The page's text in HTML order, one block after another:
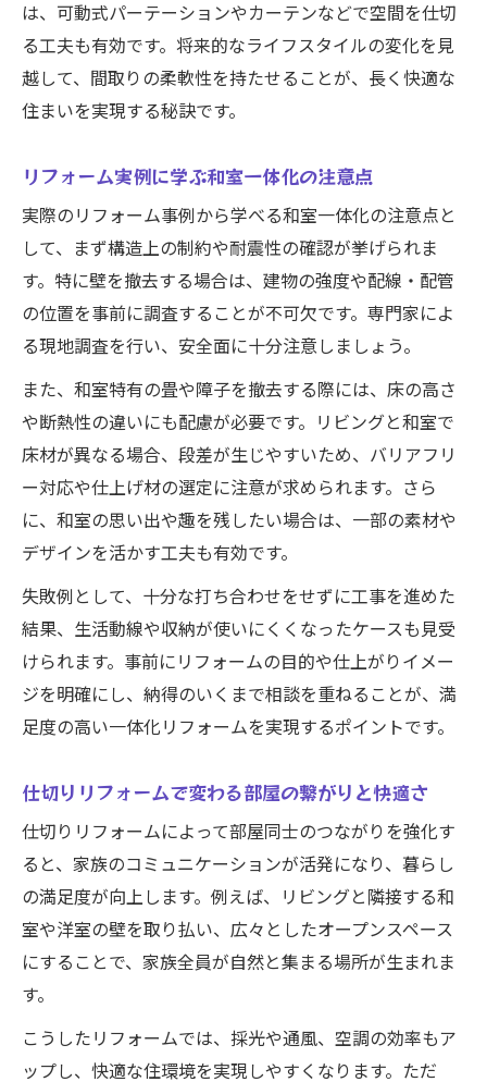
は、可動式パーテーションやカーテンなどで空間を仕切
る工夫も有効です。将来的なライフスタイルの変化を見
越して、間取りの柔軟性を持たせることが、長く快適な
住まいを実現する秘訣です。
リフォーム実例に学ぶ和室一体化の注意点
実際のリフォーム事例から学べる和室一体化の注意点と
して、まず構造上の制約や耐震性の確認が挙げられま
す。特に壁を撤去する場合は、建物の強度や配線・配管
の位置を事前に調査することが不可欠です。専門家によ
る現地調査を行い、安全面に十分注意しましょう。
また、和室特有の畳や障子を撤去する際には、床の高さ
や断熱性の違いにも配慮が必要です。リビングと和室で
床材が異なる場合、段差が生じやすいため、バリアフリ
ー対応や仕上げ材の選定に注意が求められます。さら
に、和室の思い出や趣を残したい場合は、一部の素材や
デザインを活かす工夫も有効です。
失敗例として、十分な打ち合わせをせずに工事を進めた
結果、生活動線や収納が使いにくくなったケースも見受
けられます。事前にリフォームの目的や仕上がりイメー
ジを明確にし、納得のいくまで相談を重ねることが、満
足度の高い一体化リフォームを実現するポイントです。
仕切りリフォームで変わる部屋の繋がりと快適さ
仕切りリフォームによって部屋同士のつながりを強化す
ると、家族のコミュニケーションが活発になり、暮らし
の満足度が向上します。例えば、リビングと隣接する和
室や洋室の壁を取り払い、広々としたオープンスペース
にすることで、家族全員が自然と集まる場所が生まれま
す。
こうしたリフォームでは、採光や通風、空調の効率もア
ップし、快適な住環境を実現しやすくなります。ただ